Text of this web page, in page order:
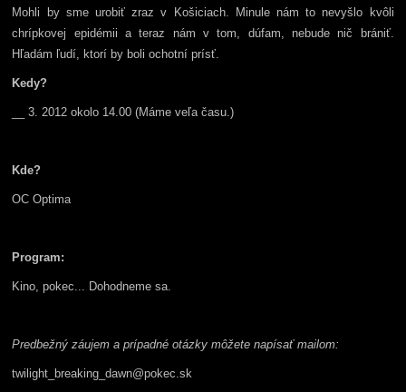
Mohli by sme urobiť zraz v Košiciach. Minule nám to nevyšlo kvôli
chrípkovej epidémii a teraz nám v tom, dúfam, nebude nič brániť.
Hľadám ľudí, ktorí by boli ochotní prísť.
Kedy?
__ 3. 2012 okolo 14.00 (Máme veľa času.)
Kde?
OC Optima
Program:
Kino, pokec... Dohodneme sa.
Predbežný záujem a prípadné otázky môžete napísať mailom:
twilight_breaking_dawn@pokec.sk